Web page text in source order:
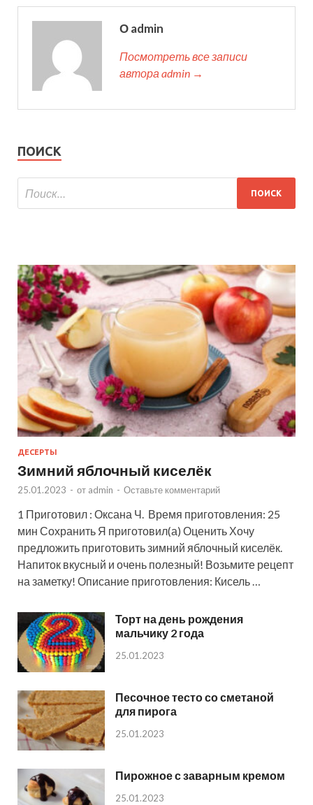
О admin
Посмотреть все записи
автора admin →
ПОИСК
ДЕСЕРТЫ
Зимний яблочный киселёк
25.01.2023 - от admin - Оставьте комментарий
1 Приготовил : Оксана Ч. Время приготовления: 25
мин Сохранить Я приготовил(а) Оценить Хочу
предложить приготовить зимний яблочный киселёк.
Напиток вкусный и очень полезный! Возьмите рецепт
на заметку! Описание приготовления: Кисель …
Торт на день рождения
мальчику 2 года
25.01.2023
Песочное тесто со сметаной
для пирога
25.01.2023
Пирожное с заварным кремом
25.01.2023